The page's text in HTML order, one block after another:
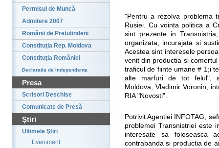
Permisul de Muncă
Admitere 2007
Românii de Pretutindeni
Constituţia Rep. Moldova
Constituţia României
Declaratia de Independenta
Presa
Scrisori Deschise
Comunicate de Presă
Ştiri
Ultimele Ştiri
Eveniment
"Pentru a rezolva problema
Rusiei. Cu vointa politica a
sint prezente in
organizata, incurajata si
Acestea sint interesele
venit din productia si
traficul de fiinte umane # 1;i
alte marfuri de tot felul", a
Moldova, Vladimir Voronin,
RIA "Novosti".
Potrivit Agentiei INFOTAG,
problemei Transnistriei este
interesate sa foloseasca
contrabanda si productia de